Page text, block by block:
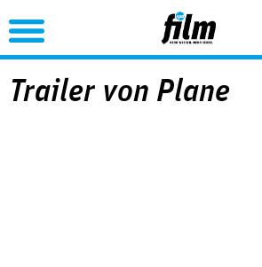
Jump to Navigation
Trailer von Plane